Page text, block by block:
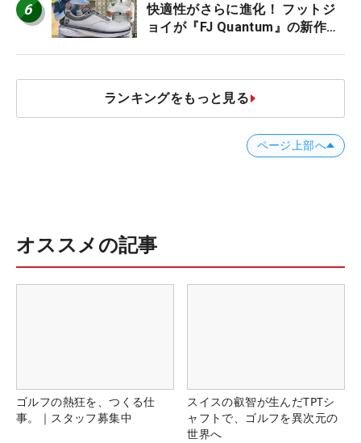
6
快適性がさらに進化！ フットジ
ョイが『FJ Quantum』の新作を
ランキングをもっと見る
ページ上部へ
オススメの記事
ゴルフの熱狂を、つくる仕
事。｜スタッフ募集中
スイスの叡智が生んだTPTシ
ャフトで、ゴルフを異次元の
世界へ